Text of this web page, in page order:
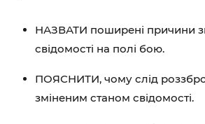
НАЗВАТИ поширені причини
свідомості на полі бою.
ПОЯСНИТИ, чому слід
зміненим станом свідомості.